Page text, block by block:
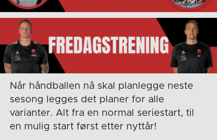
Når håndballen nå skal planlegge neste
sesong legges det planer for alle
varianter. Alt fra en normal seriestart, til
en mulig start først etter nyttår!